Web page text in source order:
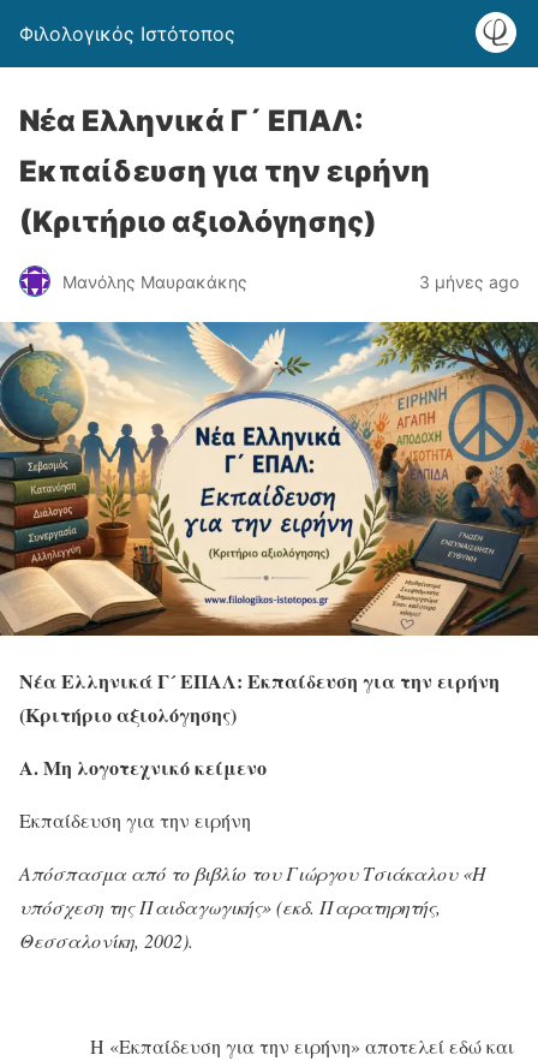
Φιλολογικός Ιστότοπος
Νέα Ελληνικά Γ´ ΕΠΑΛ:
Εκπαίδευση για την ειρήνη
(Κριτήριο αξιολόγησης)
Μανόλης Μαυρακάκης 3 μήνες ago
Νέα Ελληνικά Γ´ ΕΠΑΛ: Εκπαίδευση για την ειρήνη
(Κριτήριο αξιολόγησης)
Α. Μη λογοτεχνικό κείμενο
Εκπαίδευση για την ειρήνη
Απόσπασμα από το βιβλίο του Γιώργου Τσιάκαλου «Η
υπόσχεση της Παιδαγωγικής» (εκδ. Παρατηρητής,
Θεσσαλονίκη, 2002).
Η «Εκπαίδευση για την ειρήνη» αποτελεί εδώ και